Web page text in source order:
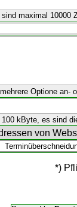
sind maximal 10000
Optione an-
kByte, es sind
von
*)